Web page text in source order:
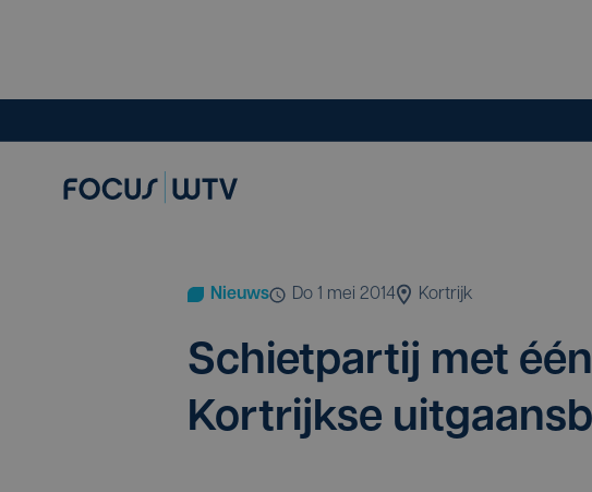
Nieuws do 1 mei 2014 Kortrijk
Schiet­par­tij met
Kort­rijk­se